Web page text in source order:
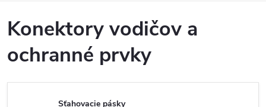
Konektory vodičov a
ochranné prvky
Sťahovacie pásky